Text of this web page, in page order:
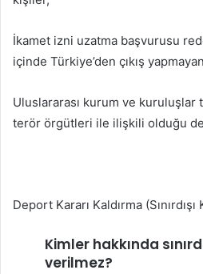
İkamet izni uzatma başvurusu
içinde Türkiye’den çıkış
Uluslararası kurum ve kuruluşlar
terör örgütleri ile ilişkili olduğu
Deport Kararı Kaldırma
Kimler hakkında
verilmez?